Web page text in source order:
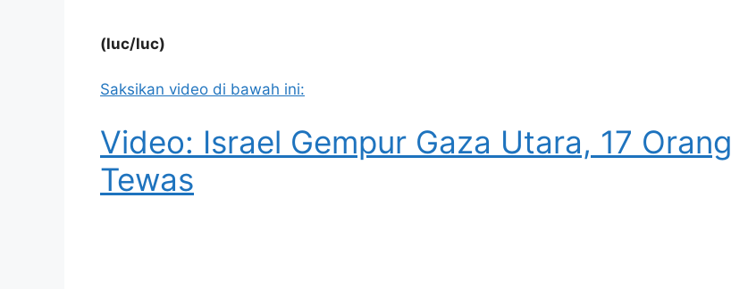
(luc/luc)
Saksikan video di bawah ini:
Video: Israel Gempur Gaza Utara, 17 Orang
Tewas